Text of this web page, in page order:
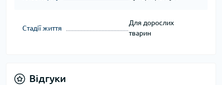
Стадії життя
Для дорослих
тварин
Відгуки